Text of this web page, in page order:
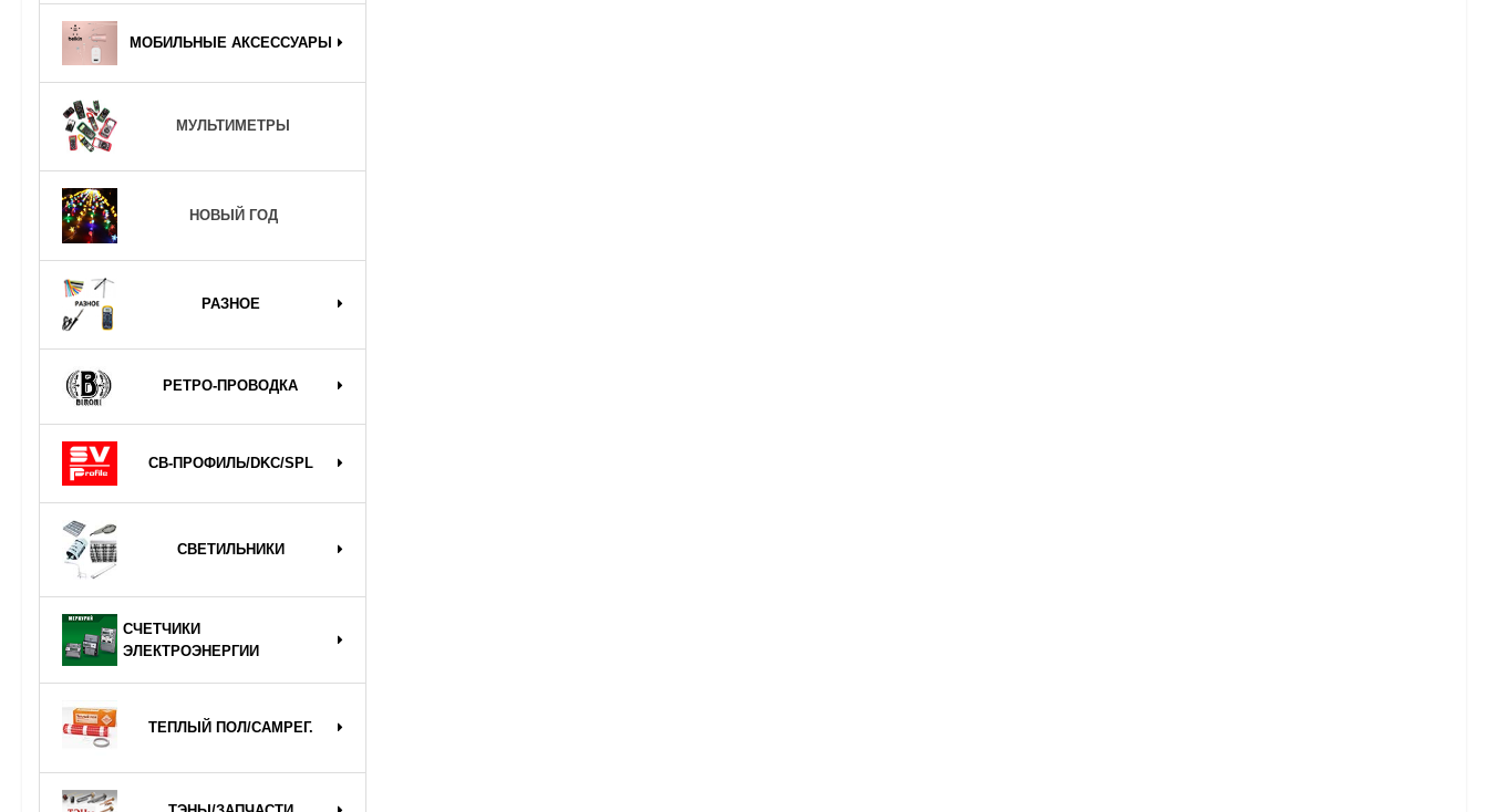
МОБИЛЬНЫЕ АКСЕССУАРЫ
МУЛЬТИМЕТРЫ
НОВЫЙ ГОД
РАЗНОЕ
РЕТРО-ПРОВОДКА
СВ-ПРОФИЛЬ/DKC/SPL
СВЕТИЛЬНИКИ
СЧЕТЧИКИ
ЭЛЕКТРОЭНЕРГИИ
ТЕПЛЫЙ ПОЛ/САМРЕГ.